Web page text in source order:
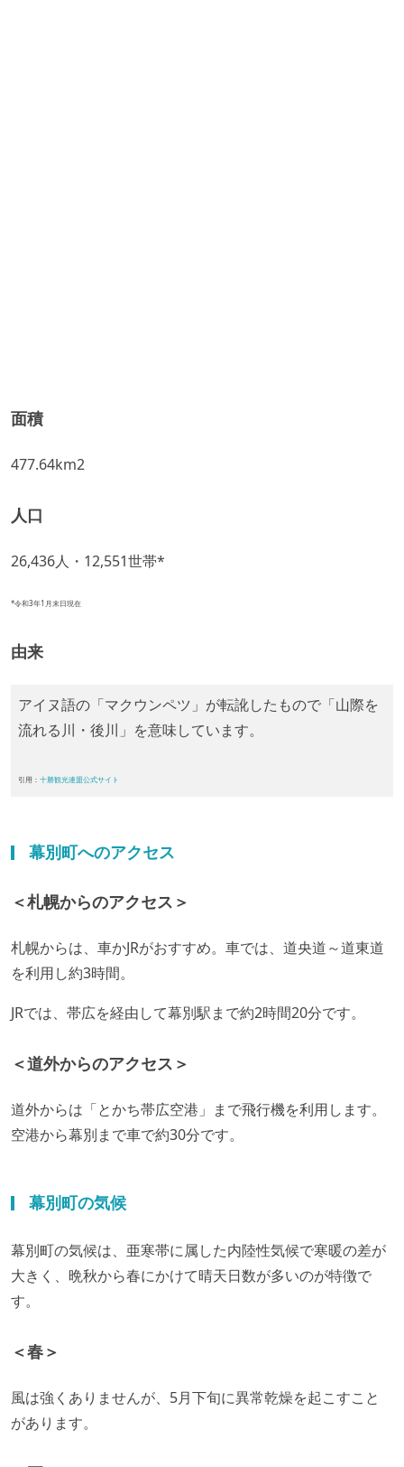
面積
477.64km2
人口
26,436人・12,551世帯*
*令和3年1月末日現在
由来
アイヌ語の「マクウンペツ」が転訛したもので「山際を
流れる川・後川」を意味しています。
引用： 十勝観光連盟公式サイト
幕別町へのアクセス
＜札幌からのアクセス＞
札幌からは、車かJRがおすすめ。車では、道央道～道東道
を利用し約3時間。
JRでは、帯広を経由して幕別駅まで約2時間20分です。
＜道外からのアクセス＞
道外からは「とかち帯広空港」まで飛行機を利用します。
空港から幕別まで車で約30分です。
幕別町の気候
幕別町の気候は、亜寒帯に属した内陸性気候で寒暖の差が
大きく、晩秋から春にかけて晴天日数が多いのが特徴で
す。
＜春＞
風は強くありませんが、5月下旬に異常乾燥を起こすこと
があります。